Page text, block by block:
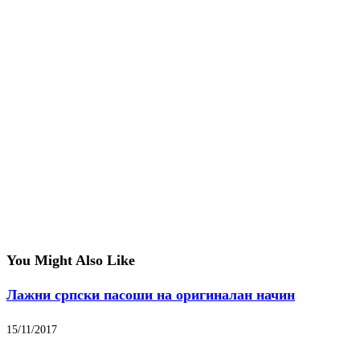
You Might Also Like
Лажни српски пасоши на оригиналан начин
15/11/2017